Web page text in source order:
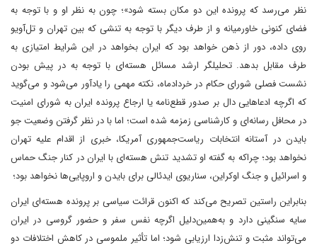
نظر می‌رسد که پرونده این دو مکان بسته شود»؛ چون به نظر او و با توجه به
فضای کنونی خاورمیانه و از طرف دیگر با توجه به تنشی که بین تهران و تل‌آویو
روی داده، دور از ذهن خواهد بود که ایران بخواهد در این شرایط امتیازی به
طرف مقابل بدهد. تحلیلگر ارشد مسائل هسته‌ای با توجه به در پیش بودن
نشست فصلی شورای حکام در خردادماه، نکته مهمی را یادآور می‌شود و می‌گوید
که اگرچه ادعاهایی دال بر صدور قطع‌نامه یا ارجاع پرونده ایران به شورای امنیت
در محافل رسانه‌ای و کارشناسی زمزمه شده است؛ اما با در نظر گرفتن وضعیت جو
بایدن در آستانه انتخابات ریاست‌جمهوری آمریکا، خبری از اقدام علیه تهران
نخواهد بود؛ چراکه به گفته او تشدید تنش هسته‌ای با ایران در کنار جنگ حماس
و اسرائیل و جنگ اوکراین، سناریوی ایدئالی برای بایدن و اروپایی‌ها نخواهد بود؛
بنابراین راستین تصریح می‌کند که اکنون قرائت سیاسی بر پرونده هسته‌ای ایران
سایه سنگینی دارد و به‌همین‌دلیل اگرچه نفس سفر و حضور گروسی در ایران
می‌تواند مثبت و تنش‌زدا ارزیابی شود؛ اما تأثیر ملموسی در کاهش اختلافات دو